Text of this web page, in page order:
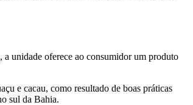
unidade oferece ao consumidor um produto
e cacau, como resultado de boas práticas
sul da Bahia.